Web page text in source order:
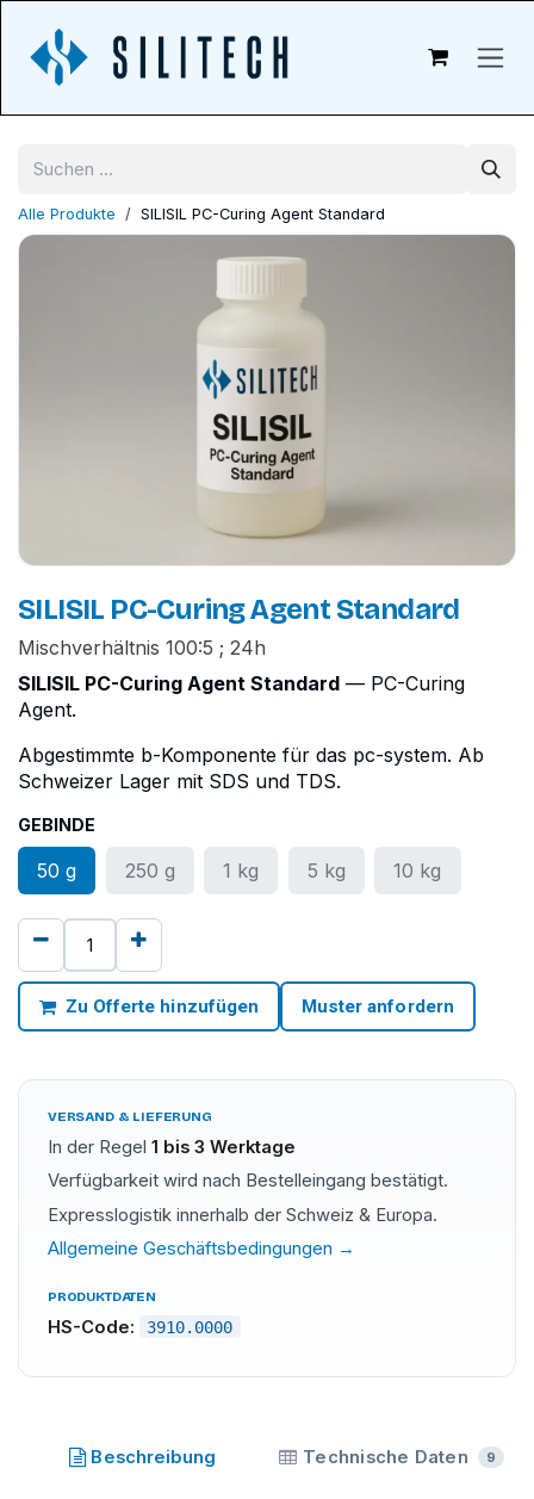
Alle Produkte SILISIL PC-Curing Agent Standard
SILISIL PC-Curing Agent Standard
Mischverhältnis 100:5 ; 24h
SILISIL PC-Curing Agent Standard — PC-Curing
Agent.
Abgestimmte b-Komponente für das pc-system. Ab
Schweizer Lager mit SDS und TDS.
GEBINDE
50 g 250 g 1 kg 5 kg 10 kg
Zu Offerte hinzufügen Muster anfordern
VERSAND & LIEFERUNG
In der Regel 1 bis 3 Werktage
Verfügbarkeit wird nach Bestelleingang bestätigt.
Expresslogistik innerhalb der Schweiz & Europa.
Allgemeine Geschäftsbedingungen →
PRODUKTDATEN
HS-Code: 3910.0000
Beschreibung Technische Daten 9